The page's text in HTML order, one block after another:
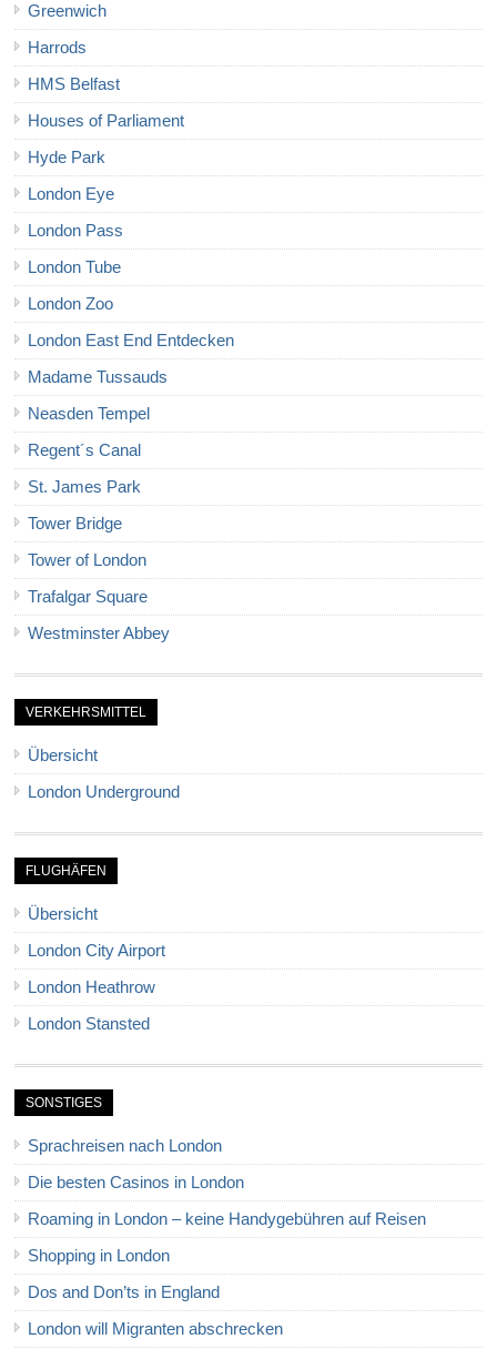
Greenwich
Harrods
HMS Belfast
Houses of Parliament
Hyde Park
London Eye
London Pass
London Tube
London Zoo
London East End Entdecken
Madame Tussauds
Neasden Tempel
Regent´s Canal
St. James Park
Tower Bridge
Tower of London
Trafalgar Square
Westminster Abbey
VERKEHRSMITTEL
Übersicht
London Underground
FLUGHÄFEN
Übersicht
London City Airport
London Heathrow
London Stansted
SONSTIGES
Sprachreisen nach London
Die besten Casinos in London
Roaming in London – keine Handygebühren auf Reisen
Shopping in London
Dos and Don’ts in England
London will Migranten abschrecken